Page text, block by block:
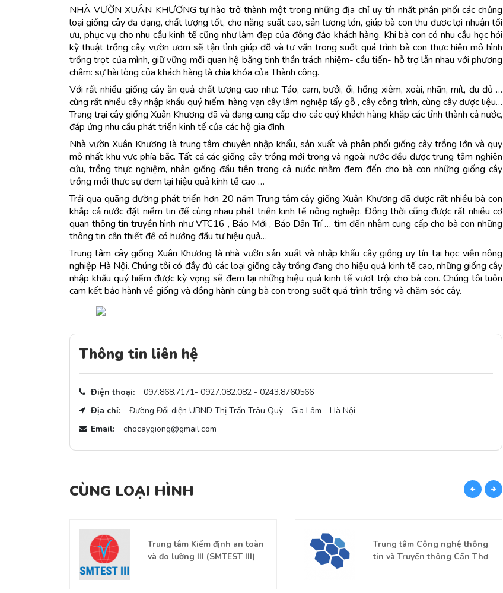
NHÀ VƯỜN XUÂN KHƯƠNG tự hào trở thành một trong những địa chỉ uy tín nhất phân phối các chủng
loại giống cây đa dạng, chất lượng tốt, cho năng suất cao, sản lượng lớn, giúp bà con thu được lợi nhuận tối
ưu, phục vụ cho nhu cầu kinh tế cũng như làm đẹp của đông đảo khách hàng. Khi bà con có nhu cầu học hỏi
kỹ thuật trồng cây, vườn ươm sẽ tận tình giúp đỡ và tư vấn trong suốt quá trình bà con thực hiện mô hình
trồng trọt của mình, giữ vững mối quan hệ bằng tinh thần trách nhiệm- cầu tiến- hỗ trợ lẫn nhau với phương
châm: sự hài lòng của khách hàng là chìa khóa của Thành công.
Với rất nhiều giống cây ăn quả chất lượng cao như: Táo, cam, bưởi, ổi, hồng xiêm, xoài, nhãn, mít, đu đủ …
cùng rất nhiều cây nhập khẩu quý hiếm, hàng vạn cây lâm nghiệp lấy gỗ , cây công trình, cùng cây dược liệu…
Trang trại cây giống Xuân Khương đã và đang cung cấp cho các quý khách hàng khắp các tỉnh thành cả nước,
đáp ứng nhu cầu phát triển kinh tế của các hộ gia đình.
Nhà vườn Xuân Khương là trung tâm chuyên nhập khẩu, sản xuất và phân phối giống cây trồng lớn và quy
mô nhất khu vực phía bắc. Tất cả các giống cây trồng mới trong và ngoài nước đều được trung tâm nghiên
cứu, trồng thực nghiệm, nhân giống đầu tiên trong cả nước nhằm đem đến cho bà con những giống cây
trồng mới thực sự đem lại hiệu quả kinh tế cao …
Trải qua quãng đường phát triển hơn 20 năm Trung tâm cây giống Xuân Khương đã được rất nhiều bà con
khắp cả nước đặt niềm tin để cùng nhau phát triển kinh tế nông nghiệp. Đồng thời cũng được rất nhiều cơ
quan thông tin truyền hình như VTC16 , Báo Mới , Báo Dân Trí … tìm đến nhằm cung cấp cho bà con những
thông tin cần thiết để có hướng đầu tư hiệu quả…
Trung tâm cây giống Xuân Khương là nhà vườn sản xuất và nhập khẩu cây giống uy tín tại học viện nông
nghiệp Hà Nội. Chúng tôi có đầy đủ các loại giống cây trồng đang cho hiệu quả kinh tế cao, những giống cây
nhập khẩu quý hiếm được kỳ vọng sẽ đem lại những hiệu quả kinh tế vượt trội cho bà con. Chúng tôi luôn
cam kết bảo hành về giống và đồng hành cùng bà con trong suốt quá trình trồng và chăm sóc cây.
Thông tin liên hệ
Điện thoại:
097.868.7171- 0927.082.082 - 0243.8760566
Địa chỉ:
Đường Đối diện UBND Thị Trấn Trâu Quỳ - Gia Lâm - Hà Nội
Email:
chocaygiong@gmail.com
CÙNG LOẠI HÌNH
Trung tâm Kiểm định an toàn
và đo lường III (SMTEST III)
Trung tâm Công nghệ thông
tin và Truyền thông Cần Thơ